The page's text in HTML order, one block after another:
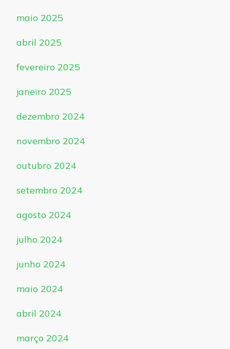
maio 2025
abril 2025
fevereiro 2025
janeiro 2025
dezembro 2024
novembro 2024
outubro 2024
setembro 2024
agosto 2024
julho 2024
junho 2024
maio 2024
abril 2024
março 2024